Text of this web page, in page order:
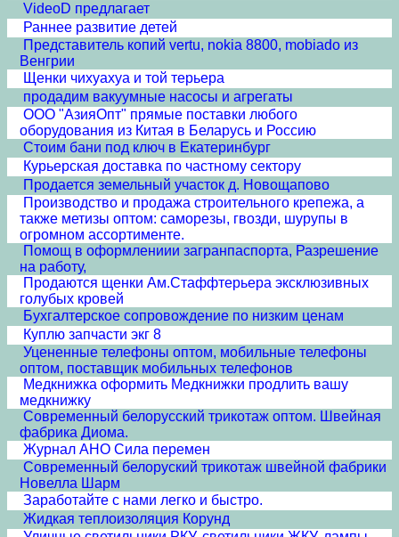
VideoD предлагает
Раннее развитие детей
Представитель копий vertu, nokia 8800, mobiado из
Венгрии
Щенки чихуахуа и той терьера
продадим вакуумные насосы и агрегаты
ООО "АзияОпт" прямые поставки любого
оборудования из Китая в Беларусь и Россию
Стоим бани под ключ в Екатеринбург
Курьерская доставка по частному сектору
Продается земельный участок д. Новощапово
Производство и продажа строительного крепежа, а
также метизы оптом: саморезы, гвозди, шурупы в
огромном ассортименте.
Помощ в оформлениии загранпаспорта, Разрешение
на работу,
Продаются щенки Ам.Стаффтерьера эксклюзивных
голубых кровей
Бухгалтерское сопровождение по низким ценам
Куплю запчасти экг 8
Уцененные телефоны оптом, мобильные телефоны
оптом, поставщик мобильных телефонов
Медкнижка оформить Медкнижки продлить вашу
медкнижку
Современный белорусский трикотаж оптом. Швейная
фабрика Диома.
Журнал АНО Сила перемен
Современный белоруский трикотаж швейной фабрики
Новелла Шарм
Заработайте с нами легко и быстро.
Жидкая теплоизоляция Корунд